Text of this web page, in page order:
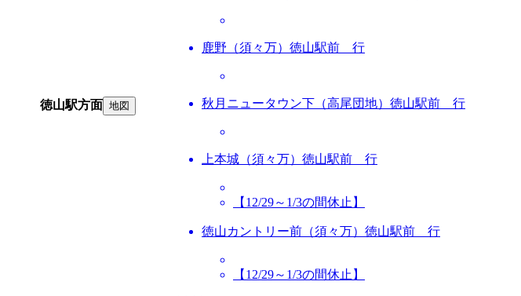
徳山駅方面 地図
鹿野（須々万）徳山駅前 行
秋月ニュータウン下（高尾団地）徳山駅前 行
上本城（須々万）徳山駅前 行
【12/29～1/3の間休止】
徳山カントリー前（須々万）徳山駅前 行
【12/29～1/3の間休止】